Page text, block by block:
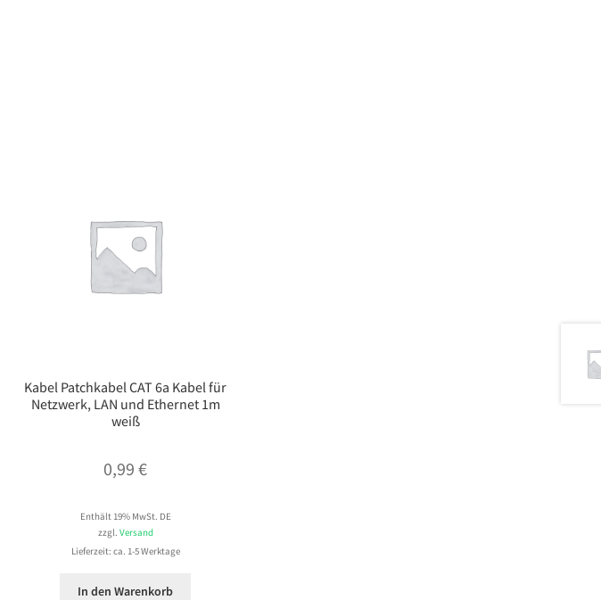
Kabel Patchkabel CAT 6a Kabel für
Netzwerk, LAN und Ethernet 1m
weiß
0,99€
Enthält 19% MwSt. DE
zzgl. Versand
Lieferzeit: ca. 1-5 Werktage
In den Warenkorb